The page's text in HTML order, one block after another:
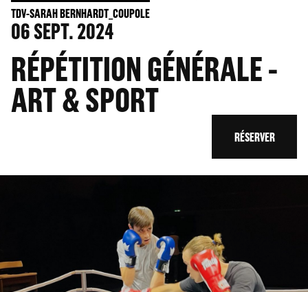
TDV-SARAH BERNHARDT_COUPOLE
06SEPT. 2024
RÉPÉTITION GÉNÉRALE -
ART & SPORT
RÉSERVER